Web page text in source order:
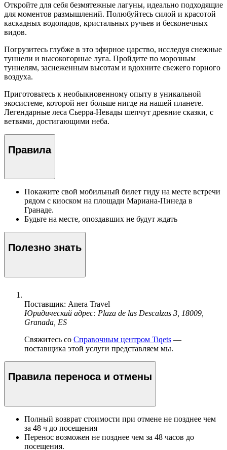
Откройте для себя безмятежные лагуны, идеально подходящие
для моментов размышлений. Полюбуйтесь силой и красотой
каскадных водопадов, кристальных ручьев и бесконечных
видов.
Погрузитесь глубже в это эфирное царство, исследуя снежные
туннели и высокогорные луга. Пройдите по морозным
туннелям, заснеженным высотам и вдохните свежего горного
воздуха.
Приготовьтесь к необыкновенному опыту в уникальной
экосистеме, которой нет больше нигде на нашей планете.
Легендарные леса Сьерра-Невады шепчут древние сказки, с
ветвями, достигающими неба.
Правила
Покажите свой мобильный билет гиду на месте встречи
рядом с киоском на площади Мариана-Пинеда в
Гранаде.
Будьте на месте, опоздавших не будут ждать
Полезно знать
Поставщик: Anera Travel
Юридический адрес: Plaza de las Descalzas 3, 18009,
Granada, ES
Свяжитесь со Справочным центром Tiqets —
поставщика этой услуги представляем мы.
Правила переноса и отмены
Полный возврат стоимости при отмене не позднее чем
за 48 ч до посещения
Перенос возможен не позднее чем за 48 часов до
посещения.